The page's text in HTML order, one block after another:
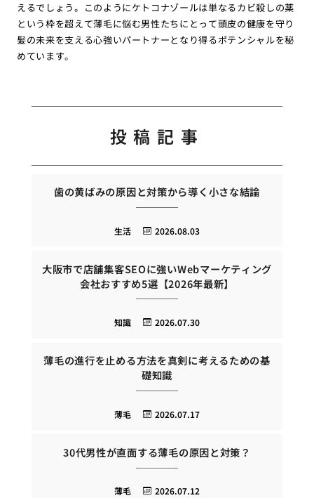
えるでしょう。このようにケトコナゾールは単なるカビ殺しの薬
という枠を超えて薄毛に悩む男性たちにとって頭皮の健康を守り
髪の未来を支える心強いパートナーとなり得るポテンシャルを秘
めています。
投稿記事
歯の黄ばみの原因と対策から導く小さな結論
2026.08.03
生活
大阪市で店舗集客SEOに強いWebマーケティング
会社おすすめ5選【2026年最新】
2026.07.30
知識
薄毛の進行を止める方法を真剣に考えるための基
礎知識
2026.07.17
薄毛
30代男性が直面する薄毛の原因と対策？
2026.07.12
薄毛